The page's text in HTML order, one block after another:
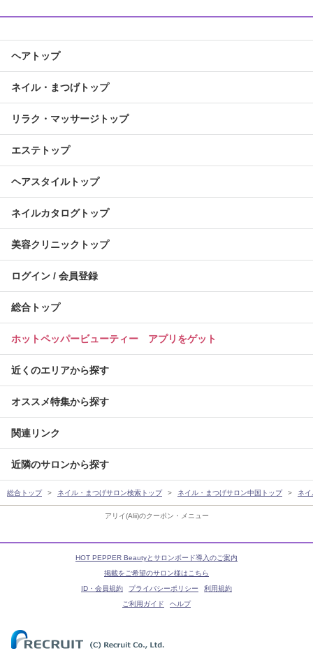
アリイ(Alii)のクーポン・メニュー
ヘアトップ
ネイル・まつげトップ
リラク・マッサージトップ
エステトップ
ヘアスタイルトップ
ネイルカタログトップ
美容クリニックトップ
ログイン / 会員登録
総合トップ
ホットペッパービューティー アプリをゲット
近くのエリアから探す
オススメ特集から探す
関連リンク
近隣のサロンから探す
総合トップ ネイル・まつげサロン検索トップ ネイル・まつげサロン中国トップ ネ
HOT PEPPER Beautyとサロンボード導入のご案内
掲載をご希望のサロン様はこちら
ID・会員規約
プライバシーポリシー
利用規約
ご利用ガイド
ヘルプ